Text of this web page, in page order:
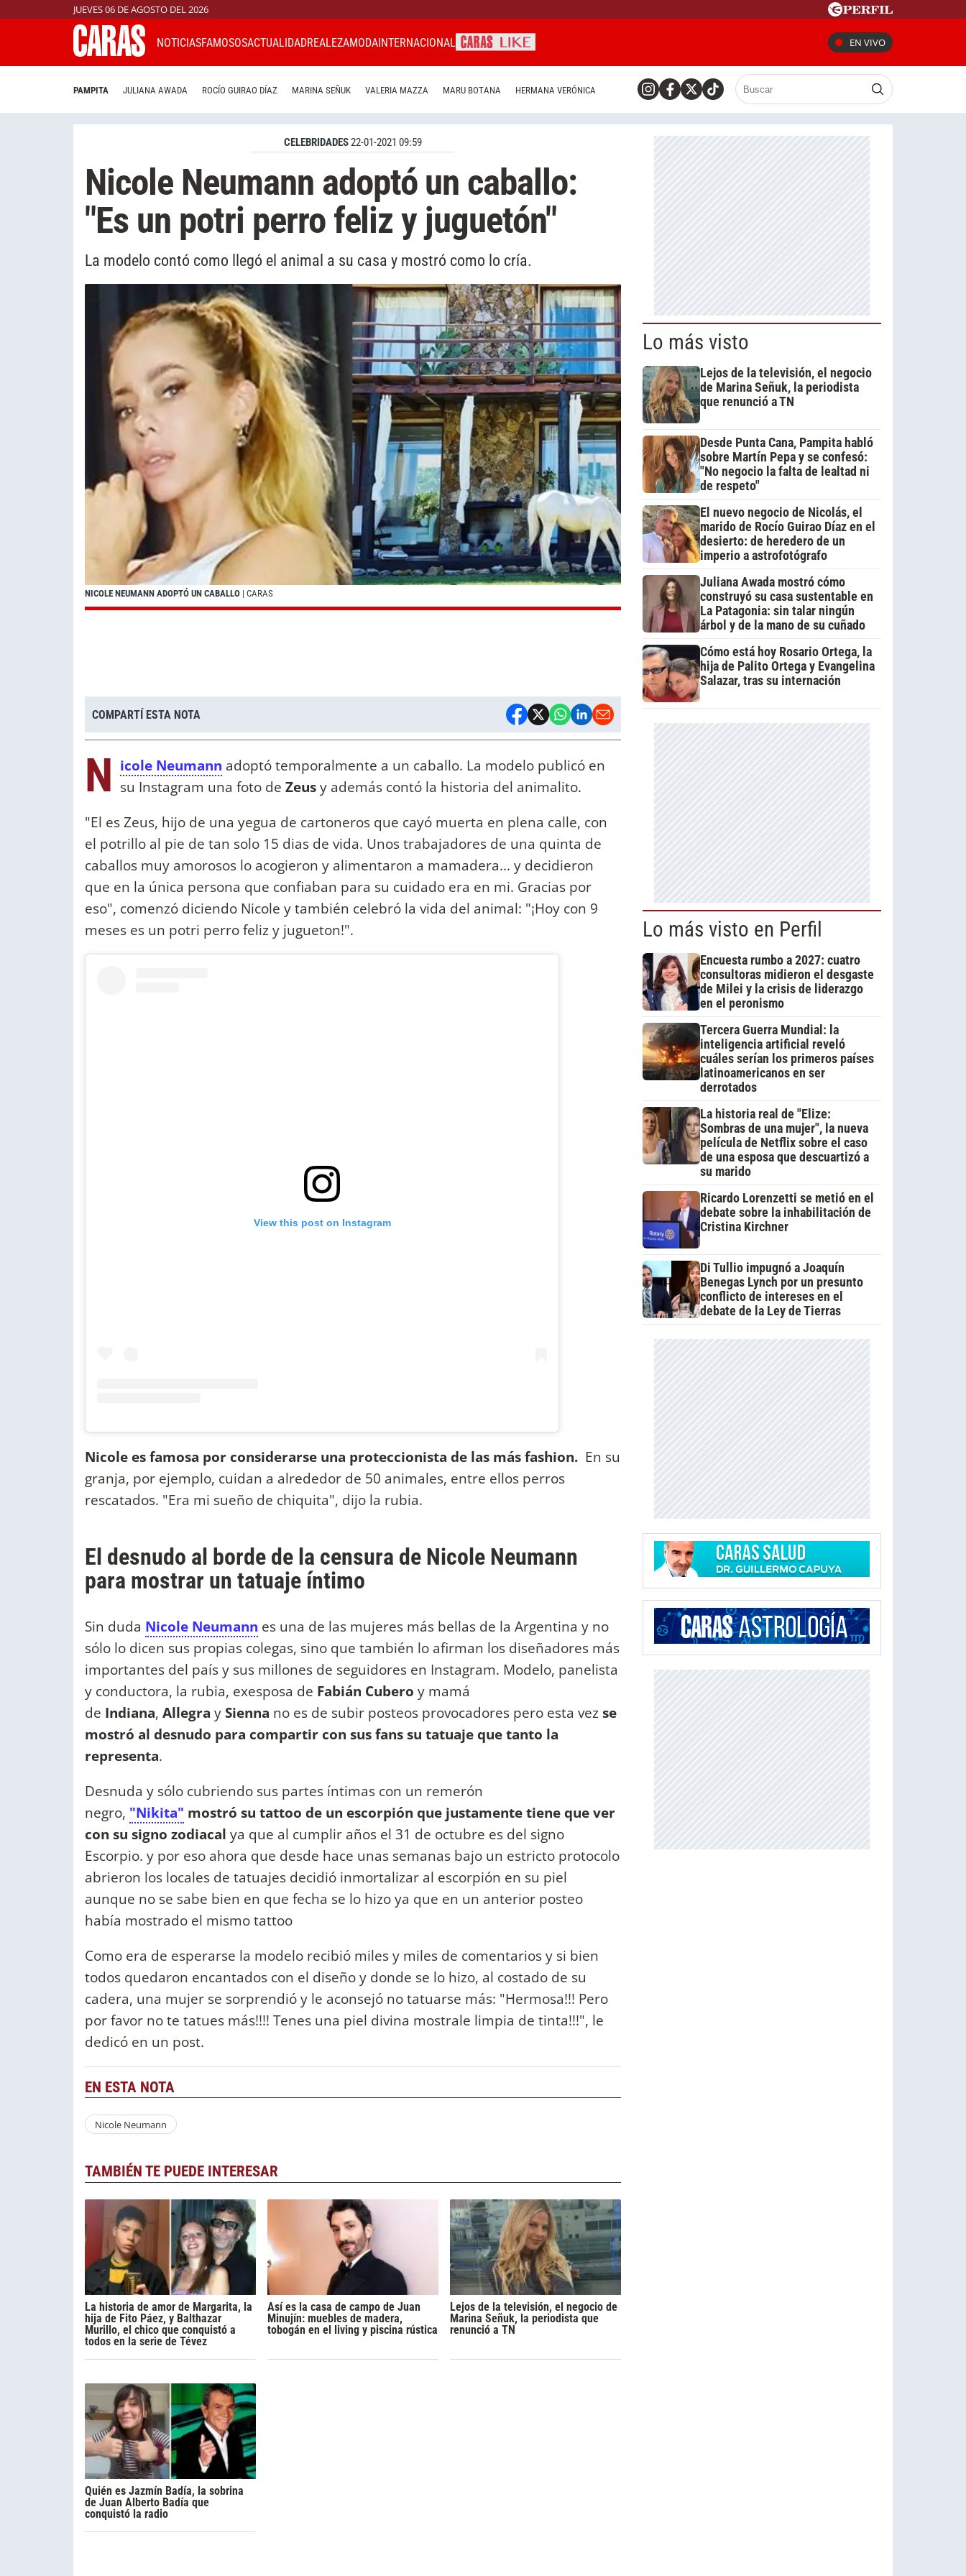
JUEVES 06 DE AGOSTO DEL 2026
NOTICIASFAMOSOSACTUALIDADREALEZAMODAINTERNACIONAL EN VIVO
PAMPITA JULIANA AWADA ROCÍO GUIRAO DÍAZ MARINA SEÑUK VALERIA MAZZA MARU BOTANA HERMANA VERÓNICA
CELEBRIDADES22-01-2021 09:59
Nicole Neumann adoptó un caballo:
"Es un potri perro feliz y juguetón"
La modelo contó como llegó el animal a su casa y mostró como lo cría.
NICOLE NEUMANN ADOPTÓ UN CABALLO | CARAS
COMPARTÍ ESTA NOTA
N icole Neumann adoptó temporalmente a un caballo. La modelo publicó en
su Instagram una foto de Zeusy además contó la historia del animalito.
"El es Zeus, hijo de una yegua de cartoneros que cayó muerta en plena calle, con
el potrillo al pie de tan solo 15 dias de vida. Unos trabajadores de una quinta de
caballos muy amorosos lo acogieron y alimentaron a mamadera... y decidieron
que en la única persona que confiaban para su cuidado era en mi. Gracias por
eso", comenzó diciendo Nicole y también celebró la vida del animal: "¡Hoy con 9
meses es un potri perro feliz y jugueton!".
View this post on Instagram
Nicole es famosa por considerarse una proteccionista de las más fashion. En su
granja, por ejemplo, cuidan a alrededor de 50 animales, entre ellos perros
rescatados. "Era mi sueño de chiquita", dijo la rubia.
El desnudo al borde de la censura de Nicole Neumann
para mostrar un tatuaje íntimo
Sin duda Nicole Neumann es una de las mujeres más bellas de la Argentina y no
sólo lo dicen sus propias colegas, sino que también lo afirman los diseñadores más
importantes del país y sus millones de seguidores en Instagram. Modelo, panelista
y conductora, la rubia, exesposa de Fabián Cubero y mamá
de Indiana, Allegra ySienna no es de subir posteos provocadores pero esta vezse
mostró al desnudo para compartir con sus fans su tatuaje que tanto la
representa.
Desnuda y sólo cubriendo sus partes íntimas con un remerón
negro, "Nikita" mostró su tattoo de un escorpión que justamente tiene que ver
con su signo zodiacal ya que al cumplir años el 31 de octubre es del signo
Escorpio. y por eso ahora que desde hace unas semanas bajo un estricto protocolo
abrieron los locales de tatuajes decidió inmortalizar al escorpión en su piel
aunque no se sabe bien en que fecha se lo hizo ya que en un anterior posteo
había mostrado el mismo tattoo
Como era de esperarse la modelo recibió miles y miles de comentarios y si bien
todos quedaron encantados con el diseño y donde se lo hizo, al costado de su
cadera, una mujer se sorprendió y le aconsejó no tatuarse más: "Hermosa!!! Pero
por favor no te tatues más!!!! Tenes una piel divina mostrale limpia de tinta!!!", le
dedicó en un post.
EN ESTA NOTA
Nicole Neumann
TAMBIÉN TE PUEDE INTERESAR
La historia de amor de Margarita, la
hija de Fito Páez, y Balthazar
Murillo, el chico que conquistó a
todos en la serie de Tévez
Así es la casa de campo de Juan
Minujín: muebles de madera,
tobogán en el living y piscina rústica
Lejos de la televisión, el negocio de
Marina Señuk, la periodista que
renunció a TN
Quién es Jazmín Badía, la sobrina
de Juan Alberto Badía que
conquistó la radio
Lo más visto
Lejos de la televisión, el negocio
de Marina Señuk, la periodista
que renunció a TN
Desde Punta Cana, Pampita habló
sobre Martín Pepa y se confesó:
"No negocio la falta de lealtad ni
de respeto"
El nuevo negocio de Nicolás, el
marido de Rocío Guirao Díaz en el
desierto: de heredero de un
imperio a astrofotógrafo
Juliana Awada mostró cómo
construyó su casa sustentable en
La Patagonia: sin talar ningún
árbol y de la mano de su cuñado
Cómo está hoy Rosario Ortega, la
hija de Palito Ortega y Evangelina
Salazar, tras su internación
Lo más visto en Perfil
Encuesta rumbo a 2027: cuatro
consultoras midieron el desgaste
de Milei y la crisis de liderazgo
en el peronismo
Tercera Guerra Mundial: la
inteligencia artificial reveló
cuáles serían los primeros países
latinoamericanos en ser
derrotados
La historia real de "Elize:
Sombras de una mujer", la nueva
película de Netflix sobre el caso
de una esposa que descuartizó a
su marido
Ricardo Lorenzetti se metió en el
debate sobre la inhabilitación de
Cristina Kirchner
Di Tullio impugnó a Joaquín
Benegas Lynch por un presunto
conflicto de intereses en el
debate de la Ley de Tierras